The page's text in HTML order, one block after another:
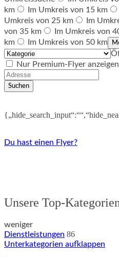
km
Im Umkreis von 15 km
Umkreis von 25 km
Im
von 35 km
Im Umkreis von
km
Im Umkreis von 50 km
Nur Premium-Flyer anzeigen
Suchen
Du hast einen Flyer?
Unsere Top-
weniger
Dienstleistungen 86
Unterkategorien aufklappen